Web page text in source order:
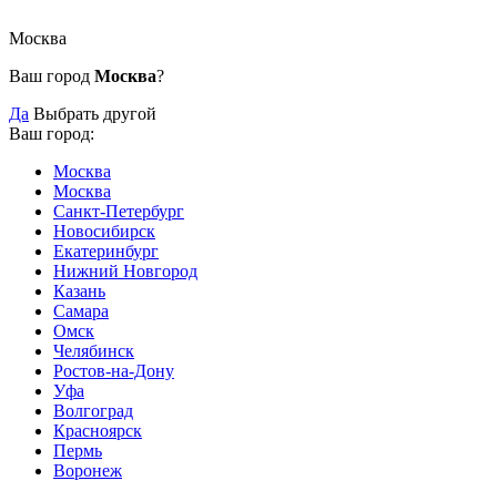
Москва
Ваш город Москва?
Да Выбрать другой
Ваш город:
Москва
Москва
Санкт-Петербург
Новосибирск
Екатеринбург
Нижний Новгород
Казань
Самара
Омск
Челябинск
Ростов-на-Дону
Уфа
Волгоград
Красноярск
Пермь
Воронеж